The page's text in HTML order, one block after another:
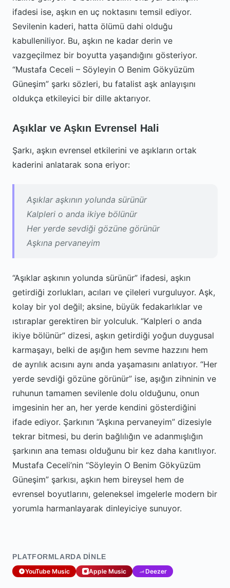
ifadesi ise, aşkın en uç noktasını temsil ediyor.
Sevilenin kaderi, hatta ölümü dahi olduğu
kabulleniliyor. Bu, aşkın ne kadar derin ve
vazgeçilmez bir boyutta yaşandığını gösteriyor.
“Mustafa Ceceli – Söyleyin O Benim Gökyüzüm
Güneşim” şarkı sözleri, bu fatalist aşk anlayışını
oldukça etkileyici bir dille aktarıyor.
Aşıklar ve Aşkın Evrensel Hali
Şarkı, aşkın evrensel etkilerini ve aşıkların ortak
kaderini anlatarak sona eriyor:
Aşıklar aşkının yolunda sürünür
Kalpleri o anda ikiye bölünür
Her yerde sevdiği gözüne görünür
Aşkına pervaneyim
“Aşıklar aşkının yolunda sürünür” ifadesi, aşkın
getirdiği zorlukları, acıları ve çileleri vurguluyor. Aşk,
kolay bir yol değil; aksine, büyük fedakarlıklar ve
ıstıraplar gerektiren bir yolculuk. “Kalpleri o anda
ikiye bölünür” dizesi, aşkın getirdiği yoğun duygusal
karmaşayı, belki de aşığın hem sevme hazzını hem
de ayrılık acısını aynı anda yaşamasını anlatıyor. “Her
yerde sevdiği gözüne görünür” ise, aşığın zihninin ve
ruhunun tamamen sevilenle dolu olduğunu, onun
imgesinin her an, her yerde kendini gösterdiğini
ifade ediyor. Şarkının “Aşkına pervaneyim” dizesiyle
tekrar bitmesi, bu derin bağlılığın ve adanmışlığın
şarkının ana teması olduğunu bir kez daha kanıtlıyor.
Mustafa Ceceli’nin “Söyleyin O Benim Gökyüzüm
Güneşim” şarkısı, aşkın hem bireysel hem de
evrensel boyutlarını, geleneksel imgelerle modern bir
yorumla harmanlayarak dinleyiciye sunuyor.
PLATFORMLARDA DINLE
YouTube Music Apple Music Deezer